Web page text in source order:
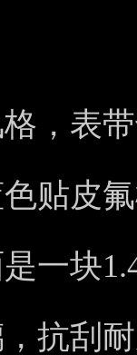
，表
贴皮
一块
抗刮